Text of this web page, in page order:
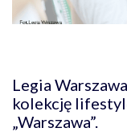
Legia
kolekcję
„Warszawa”.